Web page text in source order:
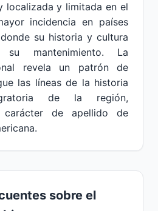
localizada y limitada en el
incidencia en países
su historia y cultura
su mantenimiento. La
revela un patrón de
las líneas de la historia
de la región,
carácter de apellido de
sobre el